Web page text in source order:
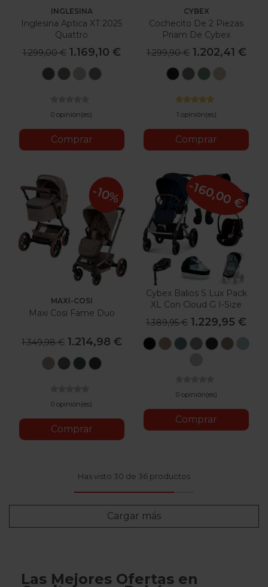
INGLESINA
Inglesina Aptica XT 2025
Quattro
1.299,00 € 1.169,10 €
Magnet
TaigaTundra
Canyon
0 opinión(es)
Comprar
CYBEX
Cochecito De 2 Piezas
Priam De Cybex
1.299,90 € 1.202,41 €
SepiaMirage
1 opinión(es)
Comprar
MAXI-COSI
Maxi Cosi Fame Duo
1.349,98 € 1.214,98 €
TwillicTwillicTwillicTwillic
0 opinión(es)
Comprar
-10%
Cybex Balios S Lux Pack
XL Con Cloud G I-Size
Plus
1.389,95 € 1.229,95 €
MoonAlmond
Stormy
StoneMoon
0 opinión(es)
Comprar
-160,00 €
Has visto 30 de 36 productos
Cargar más
Las Mejores Ofertas en